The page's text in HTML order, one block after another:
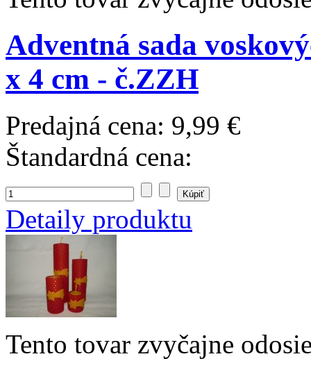
Adventná sada
x 4 cm - č.ZZH
Predajná cena: 9,99 €
Štandardná cena:
Detaily produktu
Tento tovar zvyčajne